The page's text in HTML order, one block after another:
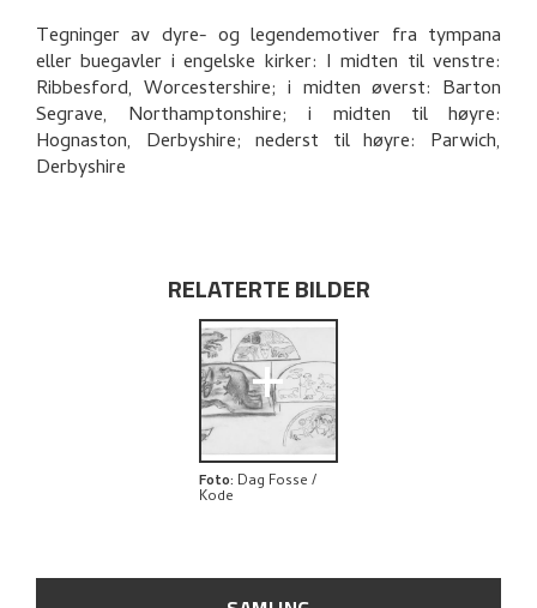
GENERELL BESKRIVELSE
TEKNISK INFORMASJON
PROVENIENS
Tegninger av dyre- og legendemotiver fra tympana
eller buegavler i engelske kirker: I midten til venstre:
Ribbesford, Worcestershire; i midten øverst: Barton
Segrave, Northamptonshire; i midten til høyre:
Hognaston, Derbyshire; nederst til høyre: Parwich,
Derbyshire
RELATERTE BILDER
+
Foto: Dag Fosse /
Kode